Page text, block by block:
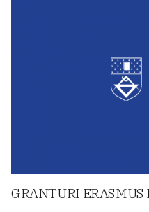
GRANTURI